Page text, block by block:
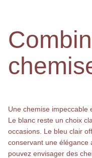
Une chemise impeccable
Le blanc reste un choix
occasions. Le bleu clair
conservant une élégance
pouvez envisager des